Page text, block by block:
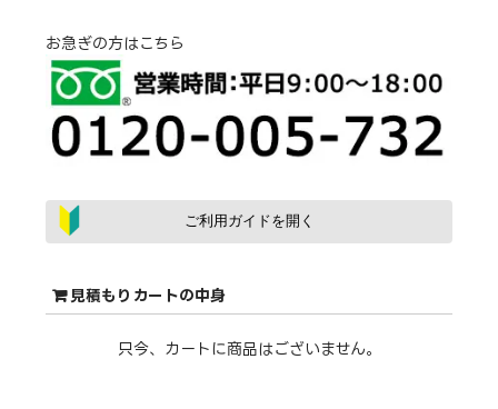
お急ぎの方はこちら
ご利用ガイドを開く
見積もりカートの中身
只今、カートに商品はございません。